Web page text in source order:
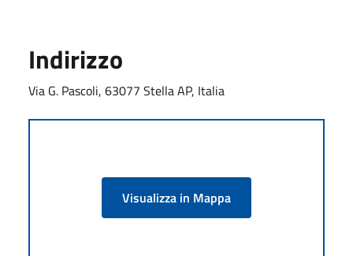
Indirizzo
Via G. Pascoli, 63077 Stella AP, Italia
Visualizza in Mappa